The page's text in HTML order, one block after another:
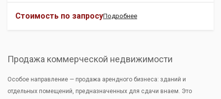
Стоимость по запросуПодробнее
Продажа коммерческой недвижимости
Особое направление — продажа арендного бизнеса: зданий и
отдельных помещений, предназначенных для сдачи внаем. Это